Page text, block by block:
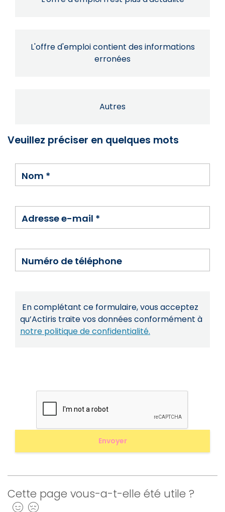
L'offre d'emploi contient des informations
erronées
Autres
Veuillez préciser en quelques mots
Nom *
Adresse e-mail *
Numéro de téléphone
En complétant ce formulaire, vous acceptez
qu’Actiris traite vos données conformément à
notre politique de confidentialité.
Cette page vous-a-t-elle été utile ?
Oui